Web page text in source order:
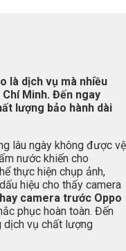
là dịch vụ mà nhiều
Minh. Đến ngay
lượng bảo hành dài
lâu ngày không được vệ
nước khiến cho
thực hiện chụp ảnh,
hiệu cho thấy camera
camera trước Oppo
phục hoàn toàn. Đến
dịch vụ chất lượng